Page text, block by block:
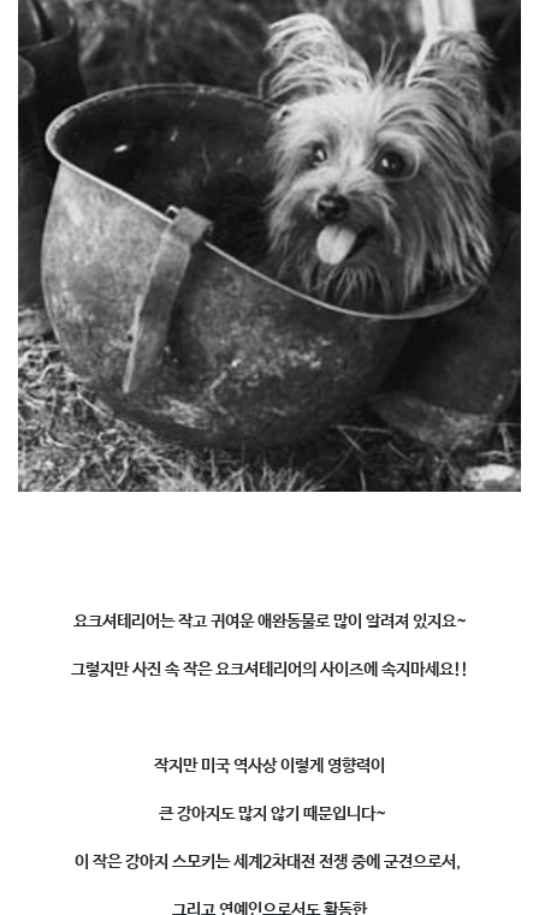
요크셔테리어는 작고 귀여운 애완동물로 많이 알려져 있지요~
그렇지만 사진 속 작은 요크셔테리어의 사이즈에 속지마세요!!
작지만 미국 역사상 이렇게 영향력이
큰 강아지도 많지 않기 때문입니다~
이 작은 강아지 스모키는 세계2차대전 전쟁 중에 군견으로서,
그리고 연예인으로서도 활동한